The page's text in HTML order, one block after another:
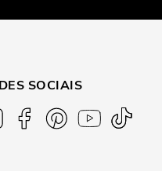
SOCIAIS